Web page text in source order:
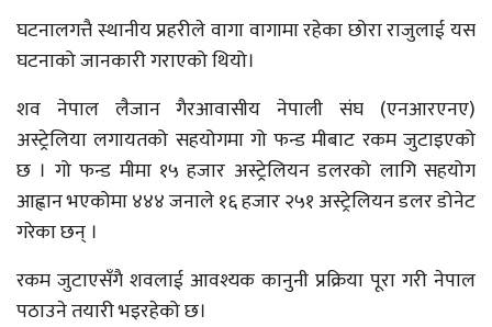
घटनालगत्तै स्थानीय प्रहरीले वागा वागामा रहेका छोरा राजुलाई यस
घटनाको जानकारी गराएको थियो।
शव नेपाल लैजान गैरआवासीय नेपाली संघ (एनआरएनए)
अस्ट्रेलिया लगायतको सहयोगमा गो फन्ड मीबाट रकम जुटाइएको
छ । गो फन्ड मीमा १५ हजार अस्ट्रेलियन डलरको लागि सहयोग
आह्वान भएकोमा ४४४ जनाले १६ हजार २५१ अस्ट्रेलियन डलर डोनेट
गरेका छन् ।
रकम जुटाएसँगै शवलाई आवश्यक कानुनी प्रक्रिया पूरा गरी नेपाल
पठाउने तयारी भइरहेको छ।